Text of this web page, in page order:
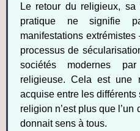
Le retour du religieux,
pratique ne signifie
manifestations
processus de
sociétés modernes
religieuse. Cela est une
acquise entre les
religion n’est plus que l’un
donnait sens à tous.